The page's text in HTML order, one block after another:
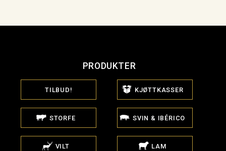
PRODUKTER
TILBUD! KJØTTKASSER
STORFE SVIN & IBÉRICO
VILT LAM